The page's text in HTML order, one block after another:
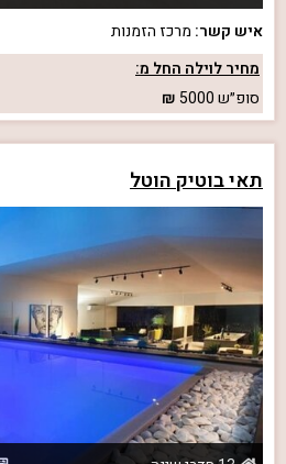
איש קשר: מרכז הזמנות
מחיר לוילה החל מ:
סופ״ש5000
תאי בוטיק הוטל